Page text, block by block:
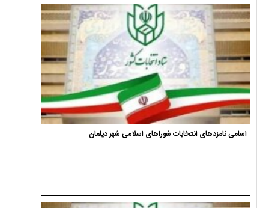
اسامی نامزدهای انتخابات شوراهای اسلامی شهر دیلمان